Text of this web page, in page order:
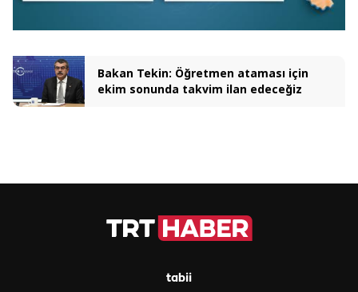
Bakan Tekin: Öğretmen ataması için
ekim sonunda takvim ilan edeceğiz
tabii